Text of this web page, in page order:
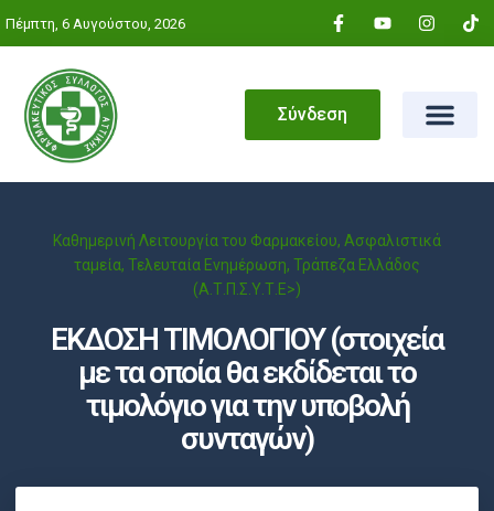
Πέμπτη, 6 Αυγούστου, 2026
Σύνδεση
Καθημερινή Λειτουργία του Φαρμακείου, Ασφαλιστικά
ταμεία, Τελευταία Ενημέρωση, Τράπεζα Ελλάδος
(Α.Τ.Π.Σ.Υ.Τ.Ε>)
ΕΚΔΟΣΗ ΤΙΜΟΛΟΓΙΟΥ (στοιχεία
με τα οποία θα εκδίδεται το
τιμολόγιο για την υποβολή
συνταγών)